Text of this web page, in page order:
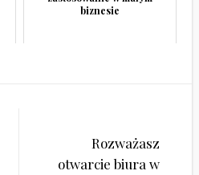
biznesie
Rozważasz
otwarcie biura w